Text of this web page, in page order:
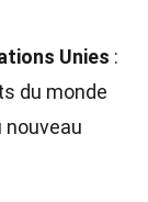
Unies :
du monde